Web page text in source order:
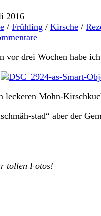
2016
/ Frühling / Kirsche /
vor drei Wochen habe
leckeren Mohn-
stad“ aber der
tollen Fotos!